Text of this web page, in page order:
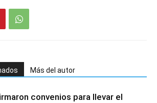
Más del autor
convenios para llevar el